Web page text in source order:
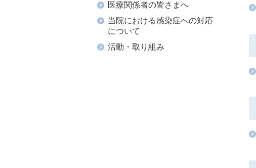
医療関係者の皆さまへ
当院における感染症への対応
について
活動・取り組み